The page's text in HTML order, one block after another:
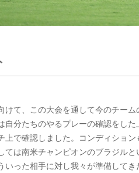
けて、この大会を通して今のチー
自分たちのやるプレーの確認をし
上で確認しました。コンディショ
ては南米チャンピオンのブラジル
いった相手に対し我々が準備して